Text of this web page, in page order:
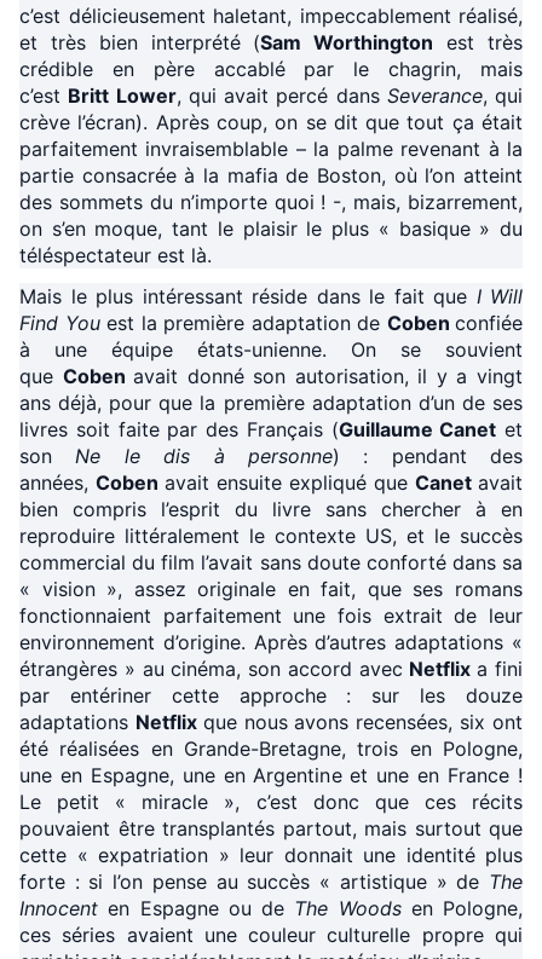
c’est délicieusement haletant, impeccablement réalisé,
et très bien interprété (Sam Worthington
est très
crédible en père accablé par le chagrin, mais
c’est Britt Lower, qui avait percé dans Severance, qui
crève l’écran). Après coup, on se dit que tout ça était
parfaitement invraisemblable – la palme revenant à la
partie consacrée à la mafia de Boston, où l’on atteint
des sommets du n’importe quoi ! -, mais, bizarrement,
on s’en moque, tant le plaisir le plus « basique » du
téléspectateur est là.
Mais le plus intéressant réside dans le fait que I Will
Find You est la première adaptation de Coben confiée
à une équipe états-unienne. On se souvient
que Coben avait donné son autorisation, il y a vingt
ans déjà, pour que la première adaptation d’un de ses
livres soit faite par des Français (Guillaume Canet et
son
Ne le dis à personne) : pendant des
années, Coben avait ensuite expliqué que Canet avait
bien compris l’esprit du livre sans chercher à en
reproduire littéralement le contexte US, et le succès
commercial du film l’avait sans doute conforté dans sa
« vision », assez originale en fait, que ses romans
fonctionnaient parfaitement une fois extrait de leur
environnement d’origine. Après d’autres adaptations «
étrangères » au cinéma, son accord avec Netflix a fini
par entériner cette approche : sur les douze
adaptations Netflix que nous avons recensées, six ont
été réalisées en Grande-Bretagne, trois en Pologne,
une en Espagne, une en Argentine et une en France !
Le petit « miracle », c’est donc que ces récits
pouvaient être transplantés partout, mais surtout que
cette « expatriation » leur donnait une identité plus
forte : si l’on pense au succès « artistique » de The
Innocent en Espagne ou de The Woods en Pologne,
ces séries avaient une couleur culturelle propre qui